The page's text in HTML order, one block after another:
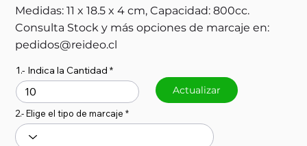
Medidas: 11 x 18.5 x 4 cm, Capacidad: 800cc.
Consulta Stock y más opciones de marcaje en:
pedidos@reideo.cl
1.- Indica la Cantidad
Actualizar
2.- Elige el tipo de marcaje